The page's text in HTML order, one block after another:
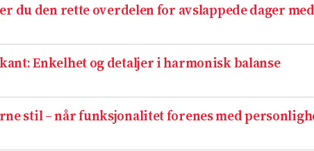
du den rette overdelen for avslappede dager
Enkelhet og detaljer i harmonisk balanse
stil – når funksjonalitet forenes med